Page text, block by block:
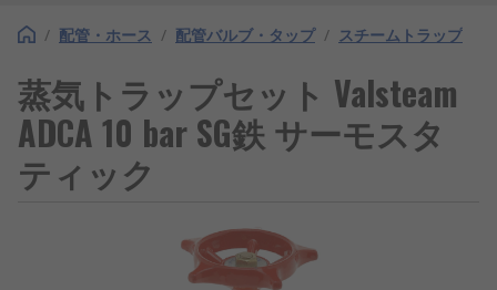
/ 配管・ホース / 配管バルブ・タップ / スチームトラップ
蒸気トラップセット Valsteam
ADCA 10 bar SG鉄 サーモスタ
ティック